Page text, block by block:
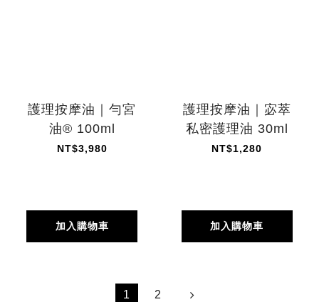
護理按摩油｜勻宮
油® 100ml
NT$3,980
加入購物車
護理按摩油｜宓萃
私密護理油 30ml
NT$1,280
加入購物車
1 2